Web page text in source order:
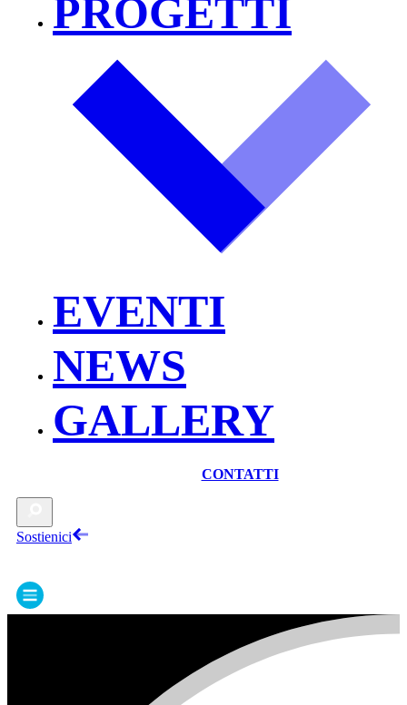
PROGETTI
EVENTI
NEWS
GALLERY
CONTATTI
Sostienici